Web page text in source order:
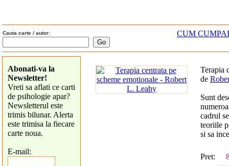
Cauta carte / autor: CUM
Abonati-va la
Newsletter!
Vreti sa aflati ce carti
de psihologie apar?
Newsletterul este
trimis bilunar. Alerta
este trimisa la fiecare
carte noua.
E-mail:
Terapia
de
Sunt
cadrul
teoriile
si sa
Pret: